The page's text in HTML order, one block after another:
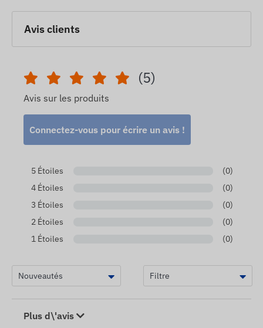
Avis clients
(5)
Avis sur les produits
Connectez-vous pour écrire un avis !
5 Étoiles
(0)
4 Étoiles
(0)
3 Étoiles
(0)
2 Étoiles
(0)
1 Étoiles
(0)
Plus d\'avis